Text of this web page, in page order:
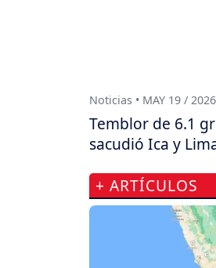
Noticias • MAY 19 / 2026
Temblor de 6.1
sacudió Ica y
+ ARTÍCULOS